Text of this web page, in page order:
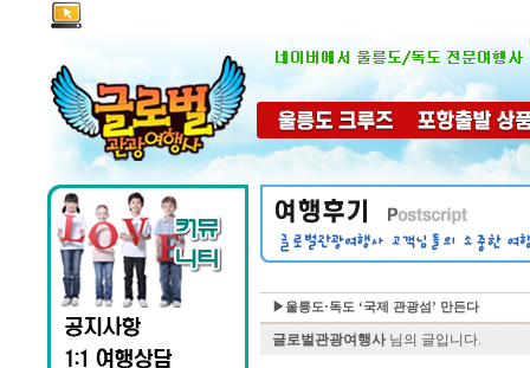
▶울릉도·독도 ‘국제 관광섬’ 만든다
글로벌관광여행사님의 글입니다.